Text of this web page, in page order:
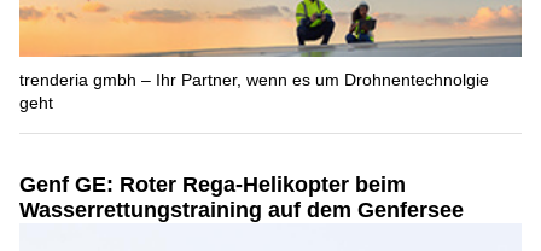
trenderia gmbh – Ihr Partner, wenn es um Drohnentechnolgie
geht
Genf GE: Roter Rega-Helikopter beim
Wasserrettungstraining auf dem Genfersee